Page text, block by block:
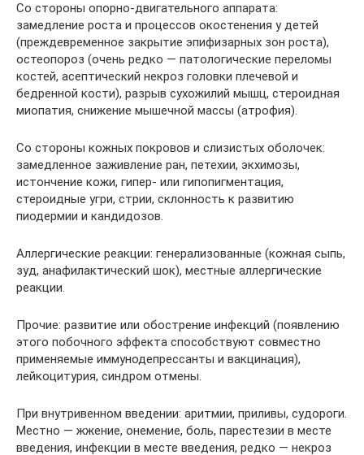
Со стороны опорно-двигательного аппарата:
замедление роста и процессов окостенения у детей
(преждевременное закрытие эпифизарных зон роста),
остеопороз (очень редко — патологические переломы
костей, асептический некроз головки плечевой и
бедренной кости), разрыв сухожилий мышц, стероидная
миопатия, снижение мышечной массы (атрофия).
Со стороны кожных покровов и слизистых оболочек:
замедленное заживление ран, петехии, экхимозы,
истончение кожи, гипер- или гипопигментация,
стероидные угри, стрии, склонность к развитию
пиодермии и кандидозов.
Аллергические реакции: генерализованные (кожная сыпь,
зуд, анафилактический шок), местные аллергические
реакции.
Прочие: развитие или обострение инфекций (появлению
этого побочного эффекта способствуют совместно
применяемые иммунодепрессанты и вакцинация),
лейкоцитурия, синдром отмены.
При внутривенном введении: аритмии, приливы, судороги.
Местно — жжение, онемение, боль, парестезии в месте
введения, инфекции в месте введения, редко — некроз